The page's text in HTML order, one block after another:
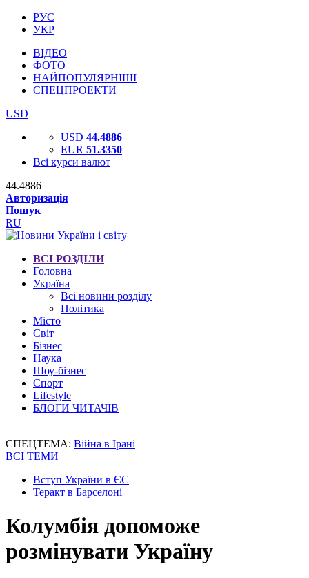
РУС
УКР
ВІДЕО
ФОТО
НАЙПОПУЛЯРНІШІ
СПЕЦПРОЕКТИ
USD
USD 44.4886
EUR 51.3350
Всі курси валют
44.4886
Авторизація
Пошук
RU
ВСІ РОЗДІЛИ
Головна
Україна
Всі новини розділу
Політика
Місто
Світ
Бізнес
Наука
Шоу-бізнес
Спорт
Lifestyle
БЛОГИ ЧИТАЧІВ
СПЕЦТЕМА: Війна в Ірані
ВСІ ТЕМИ
Вступ України в ЄС
Теракт в Барселоні
Колумбія допоможе
розмінувати Україну